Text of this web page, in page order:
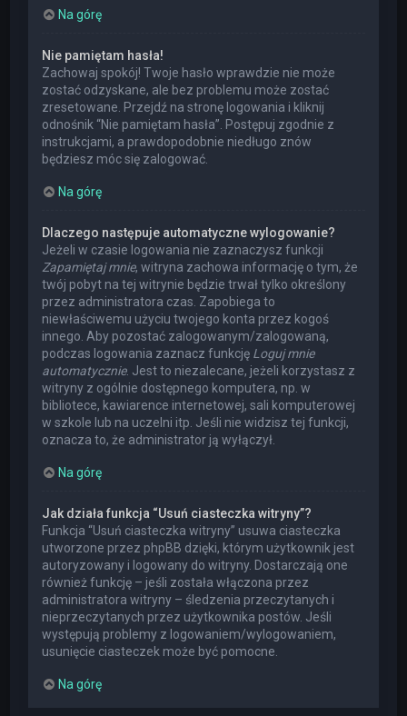
Na górę
Nie pamiętam hasła!
Zachowaj spokój! Twoje hasło wprawdzie nie może
zostać odzyskane, ale bez problemu może zostać
zresetowane. Przejdź na stronę logowania i kliknij
odnośnik “Nie pamiętam hasła”. Postępuj zgodnie z
instrukcjami, a prawdopodobnie niedługo znów
będziesz móc się zalogować.
Na górę
Dlaczego następuje automatyczne wylogowanie?
Jeżeli w czasie logowania nie zaznaczysz funkcji
Zapamiętaj mnie, witryna zachowa informację o tym, że
twój pobyt na tej witrynie będzie trwał tylko określony
przez administratora czas. Zapobiega to
niewłaściwemu użyciu twojego konta przez kogoś
innego. Aby pozostać zalogowanym/zalogowaną,
podczas logowania zaznacz funkcję Loguj mnie
automatycznie. Jest to niezalecane, jeżeli korzystasz z
witryny z ogólnie dostępnego komputera, np. w
bibliotece, kawiarence internetowej, sali komputerowej
w szkole lub na uczelni itp. Jeśli nie widzisz tej funkcji,
oznacza to, że administrator ją wyłączył.
Na górę
Jak działa funkcja “Usuń ciasteczka witryny”?
Funkcja “Usuń ciasteczka witryny” usuwa ciasteczka
utworzone przez phpBB dzięki, którym użytkownik jest
autoryzowany i logowany do witryny. Dostarczają one
również funkcję – jeśli została włączona przez
administratora witryny – śledzenia przeczytanych i
nieprzeczytanych przez użytkownika postów. Jeśli
występują problemy z logowaniem/wylogowaniem,
usunięcie ciasteczek może być pomocne.
Na górę